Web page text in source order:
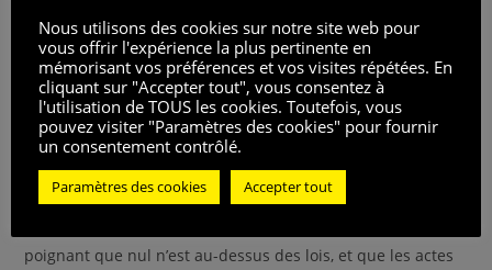
Une condamnation qui soulève des questions sur
l’intégrité des leaders mondiaux.
Des tonnes de cocaïne expédiées aux États-Unis avec la
complicité au plus haut niveau.
Une amende de 8 millions de dollars en plus de la peine
de prison.
poignant que nul n’est au-dessus des lois, et que les actes
Nous utilisons des cookies sur notre site web pour
vous offrir l'expérience la plus pertinente en
mémorisant vos préférences et vos visites répétées. En
cliquant sur "Accepter tout", vous consentez à
l'utilisation de TOUS les cookies. Toutefois, vous
pouvez visiter "Paramètres des cookies" pour fournir
un consentement contrôlé.
Paramètres des cookies Accepter tout